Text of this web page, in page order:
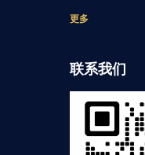
更多
联系我们